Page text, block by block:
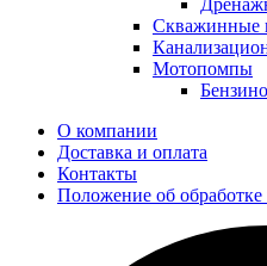
Скважинные
Мотопомпы
О компании
Доставка и оплата
Контакты
Положение об